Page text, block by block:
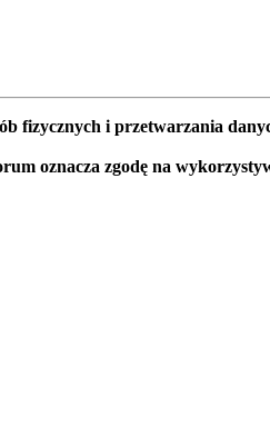
fizycznych i przetwarzania
oznacza zgodę na